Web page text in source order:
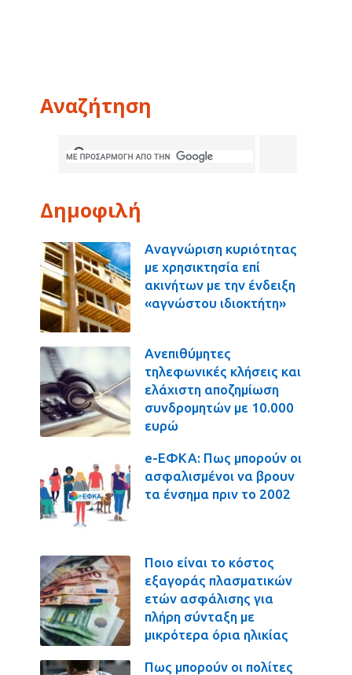
Αναζήτηση
Δημοφιλή
Αναγνώριση κυριότητας
με χρησικτησία επί
ακινήτων με την ένδειξη
«αγνώστου ιδιοκτήτη»
Ανεπιθύμητες
τηλεφωνικές κλήσεις και
ελάχιστη αποζημίωση
συνδρομητών με 10.000
ευρώ
e-ΕΦΚΑ: Πως μπορούν οι
ασφαλισμένοι να βρουν
τα ένσημα πριν το 2002
Ποιο είναι το κόστος
εξαγοράς πλασματικών
ετών ασφάλισης για
πλήρη σύνταξη με
μικρότερα όρια ηλικίας
Πως μπορούν οι πολίτες